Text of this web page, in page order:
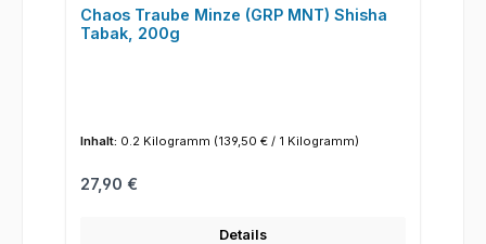
Chaos Traube Minze (GRP MNT) Shisha
Tabak, 200g
Inhalt: 0.2 Kilogramm (139,50 € / 1 Kilogramm)
Regulärer Preis:
27,90 €
Details